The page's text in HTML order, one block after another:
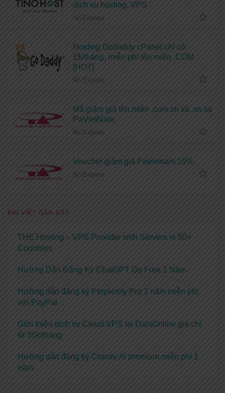
dịch vụ hosting, VPS
No Expires
Hosting Godaddy cPanel chỉ có
1$/tháng, miễn phí tên miền .COM
[HOT]
No Expires
Mã giảm giá tên miền .com.vn và .vn tại
PaVietNam
No Expires
Voucher giảm giá Pavietnam 10%
No Expires
BÀI VIẾT GẦN ĐÂY
THE.Hosting – VPS Provider with Servers in 50+
Countries
Hướng Dẫn Đăng Ký ChatGPT Go Free 1 Năm
Hướng dẫn đăng ký Perplexity Pro 1 năm miễn phí
với PayPal
Giới thiệu dịch vụ Cloud VPS tại DataOnline giá chỉ
từ 35k/tháng
Hướng dẫn đăng ký Cramly AI premium miễn phí 1
năm